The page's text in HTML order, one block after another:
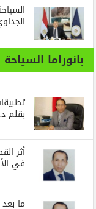
بانوراما
بقلم
أثر
في
ما